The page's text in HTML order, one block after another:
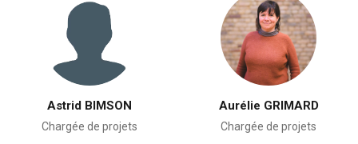
Astrid BIMSON
Chargée de projets
Aurélie GRIMARD
Chargée de projets